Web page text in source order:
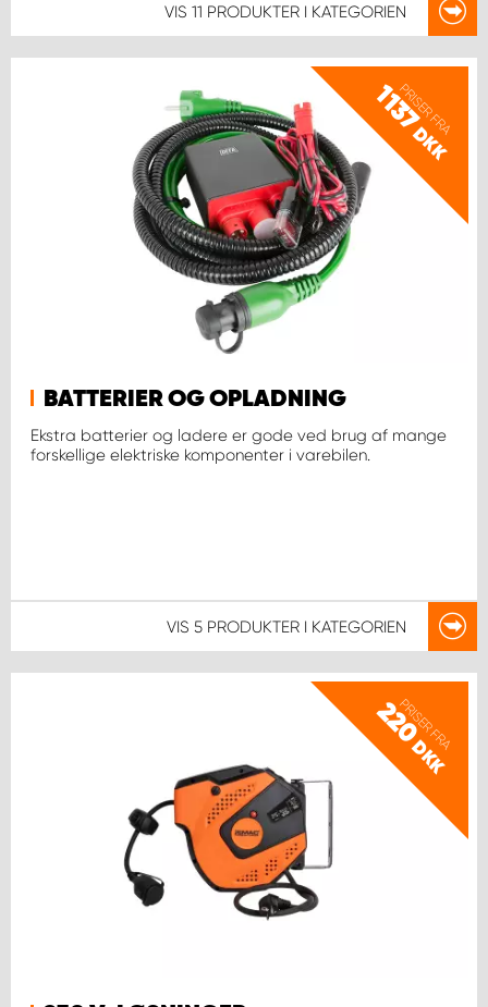
VIS 11 PRODUKTER I KATEGORIEN
PRISER FRA
1137
DKK
BATTERIER OG OPLADNING
Ekstra batterier og ladere er gode ved brug af mange
forskellige elektriske komponenter i varebilen.
VIS 5 PRODUKTER I KATEGORIEN
PRISER FRA
220
DKK